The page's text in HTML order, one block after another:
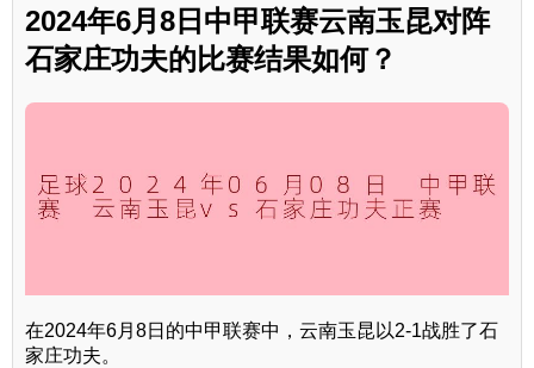
2024年6月8日中甲联赛云南玉昆对阵
石家庄功夫的比赛结果如何？
在2024年6月8日的中甲联赛中，云南玉昆以2-1战胜了石
家庄功夫。